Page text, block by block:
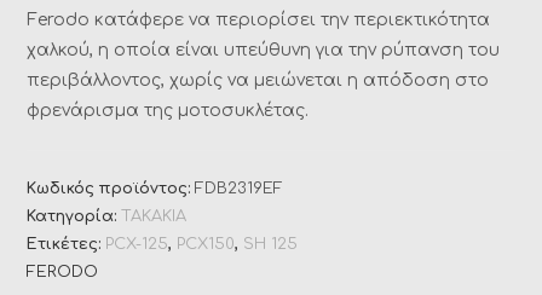
Ferodo κατάφερε να περιορίσει την περιεκτικότητα
χαλκού, η οποία είναι υπεύθυνη για την ρύπανση του
περιβάλλοντος, χωρίς να μειώνεται η απόδοση στο
φρενάρισμα της μοτοσυκλέτας.
Κωδικός προϊόντος: FDB2319EF
Κατηγορία:ΤΑΚΑΚΙΑ
Ετικέτες: PCX-125, PCX150, SH 125
FERODO